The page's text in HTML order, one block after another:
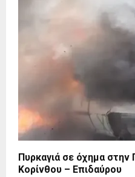
Πυρκαγιά σε όχημα στην
Κορίνθου – Επιδαύρου